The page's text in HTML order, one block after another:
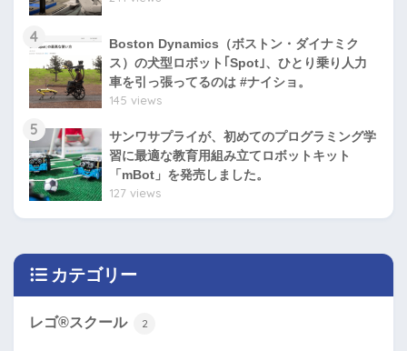
4
Boston Dynamics（ボストン・ダイナミク
ス）の犬型ロボット｢Spot｣、ひとり乗り人力
車を引っ張ってるのは #ナイショ。
145 views
5
サンワサプライが、初めてのプログラミング学
習に最適な教育用組み立てロボットキット
「mBot」を発売しました。
127 views
カテゴリー
レゴ®スクール 2